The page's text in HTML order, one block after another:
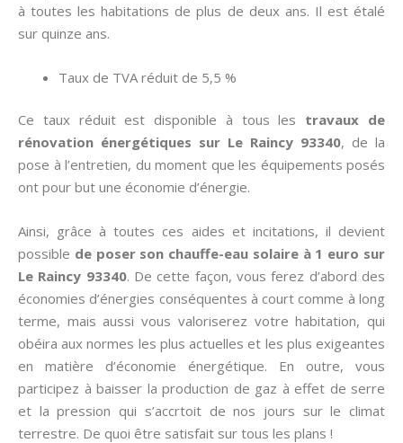
à toutes les habitations de plus de deux ans. Il est étalé
sur quinze ans.
Taux de TVA réduit de 5,5 %
Ce taux réduit est disponible à tous les travaux de
rénovation énergétiques sur Le Raincy 93340, de la
pose à l’entretien, du moment que les équipements posés
ont pour but une économie d’énergie.
Ainsi, grâce à toutes ces aides et incitations, il devient
possible de poser son chauffe-eau solaire à 1 euro sur
Le Raincy 93340. De cette façon, vous ferez d’abord des
économies d’énergies conséquentes à court comme à long
terme, mais aussi vous valoriserez votre habitation, qui
obéira aux normes les plus actuelles et les plus exigeantes
en matière d’économie énergétique. En outre, vous
participez à baisser la production de gaz à effet de serre
et la pression qui s’accrtoit de nos jours sur le climat
terrestre. De quoi être satisfait sur tous les plans !